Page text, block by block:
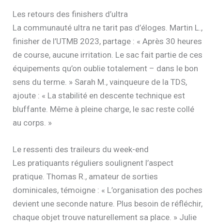
Les retours des finishers d’ultra
La communauté ultra ne tarit pas d’éloges. Martin L.,
finisher de l’UTMB 2023, partage : « Après 30 heures
de course, aucune irritation. Le sac fait partie de ces
équipements qu’on oublie totalement – dans le bon
sens du terme. » Sarah M., vainqueure de la TDS,
ajoute : « La stabilité en descente technique est
bluffante. Même à pleine charge, le sac reste collé
au corps. »
Le ressenti des traileurs du week-end
Les pratiquants réguliers soulignent l’aspect
pratique. Thomas R., amateur de sorties
dominicales, témoigne : « L’organisation des poches
devient une seconde nature. Plus besoin de réfléchir,
chaque objet trouve naturellement sa place. » Julie